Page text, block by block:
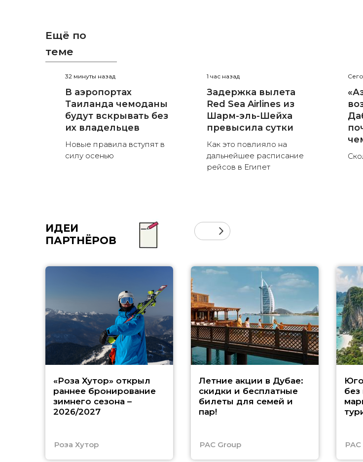
Ещё по
теме
32 минуты назад
В аэропортах
Таиланда чемоданы
будут вскрывать без
их владельцев
Новые правила вступят в
силу осенью
1 час назад
Задержка вылета
Red Sea Airlines из
Шарм-эль-Шейха
превысила сутки
Как это повлияло на
дальнейшее расписание
рейсов в Египет
ИДЕИ
ПАРТНЁРОВ
«Роза Хутор» открыл
раннее бронирование
зимнего сезона –
2026/2027
Роза Хутор
Летние акции в Дубае:
скидки и бесплатные
билеты для семей и
пар!
PAC Group